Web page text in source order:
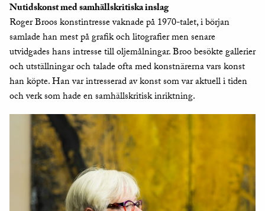
Nutidskonst med samhällskritiska inslag
Roger Broos konstintresse vaknade på 1970-talet, i början
samlade han mest på grafik och litografier men senare
utvidgades hans intresse till oljemålningar. Broo besökte gallerier
och utställningar och talade ofta med konstnärerna vars konst
han köpte. Han var intresserad av konst som var aktuell i tiden
och verk som hade en samhällskritisk inriktning.